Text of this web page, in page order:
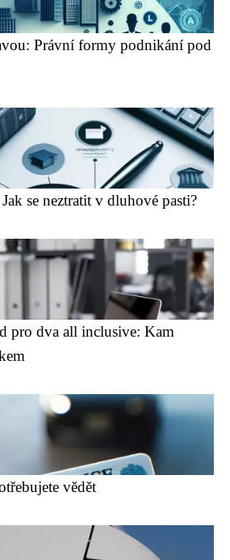
Právní formy podnikání pod
se neztratit v dluhové pasti?
pro dva all inclusive: Kam
vědět